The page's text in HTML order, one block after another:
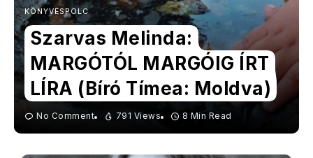
KÖNYVESPOLC
Szarvas Melinda:
MARGÓTÓL MARGÓIG ÍRT
LÍRA (Bíró Tímea: Moldva)
No Comment 791 Views 8 Min Read